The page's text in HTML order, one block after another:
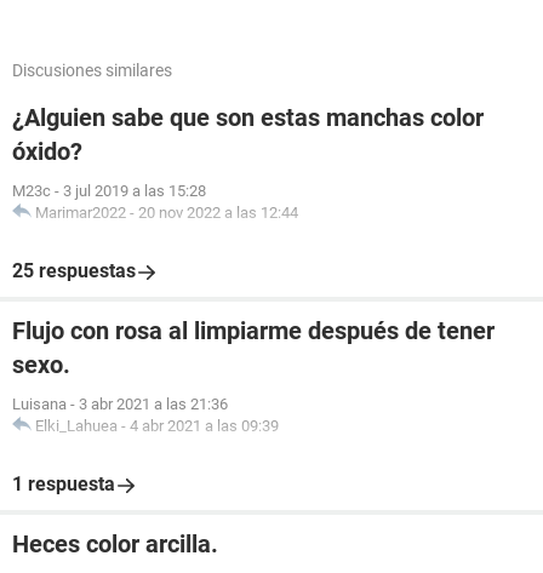
Discusiones similares
¿Alguien sabe que son estas manchas color
óxido?
M23c - 3 jul 2019 a las 15:28
Marimar2022 - 20 nov 2022 a las 12:44
25 respuestas
Flujo con rosa al limpiarme después de tener
sexo.
Luisana - 3 abr 2021 a las 21:36
Elki_Lahuea - 4 abr 2021 a las 09:39
1 respuesta
Heces color arcilla.